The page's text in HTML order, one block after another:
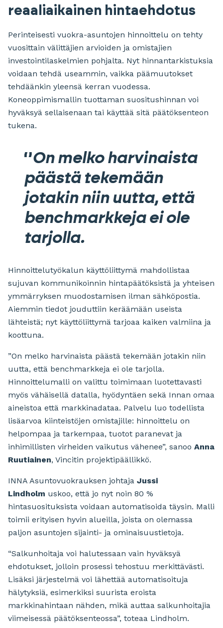
reaaliaikainen hintaehdotus
Perinteisesti vuokra-asuntojen hinnoittelu on tehty
vuosittain välittäjien arvioiden ja omistajien
investointilaskelmien pohjalta. Nyt hinnantarkistuksia
voidaan tehdä useammin, vaikka päämuutokset
tehdäänkin yleensä kerran vuodessa.
Koneoppimismallin tuottaman suositushinnan voi
hyväksyä sellaisenaan tai käyttää sitä päätöksenteon
tukena.
On melko harvinaista
päästä tekemään
jotakin niin uutta, että
benchmarkkeja ei ole
tarjolla.
Hinnoittelutyökalun käyttöliittymä mahdollistaa
sujuvan kommunikoinnin hintapäätöksistä ja yhteisen
ymmärryksen muodostamisen ilman sähköpostia.
Aiemmin tiedot jouduttiin keräämään useista
lähteistä; nyt käyttöliittymä tarjoaa kaiken valmiina ja
koottuna.
”On melko harvinaista päästä tekemään jotakin niin
uutta, että benchmarkkeja ei ole tarjolla.
Hinnoittelumalli on valittu toimimaan luotettavasti
myös vähäisellä datalla, hyödyntäen sekä Innan omaa
aineistoa että markkinadataa. Palvelu luo todellista
lisäarvoa kiinteistöjen omistajille: hinnoittelu on
helpompaa ja tarkempaa, tuotot paranevat ja
inhimillisten virheiden vaikutus vähenee”, sanoo Anna
Ruutiainen, Vincitin projektipäällikkö.
INNA Asuntovuokrauksen johtaja Jussi
Lindholm uskoo, että jo nyt noin 80 %
hintasuosituksista voidaan automatisoida täysin. Malli
toimii erityisen hyvin alueilla, joista on olemassa
paljon asuntojen sijainti- ja ominaisuustietoja.
“Salkunhoitaja voi halutessaan vain hyväksyä
ehdotukset, jolloin prosessi tehostuu merkittävästi.
Lisäksi järjestelmä voi lähettää automatisoituja
hälytyksiä, esimerkiksi suurista eroista
markkinahintaan nähden, mikä auttaa salkunhoitajia
viimeisessä päätöksenteossa”, toteaa Lindholm.